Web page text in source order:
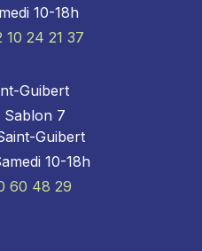
10-18h
10 24 21 37
Guibert
Sablon 7
Guibert
10-18h
60 48 29